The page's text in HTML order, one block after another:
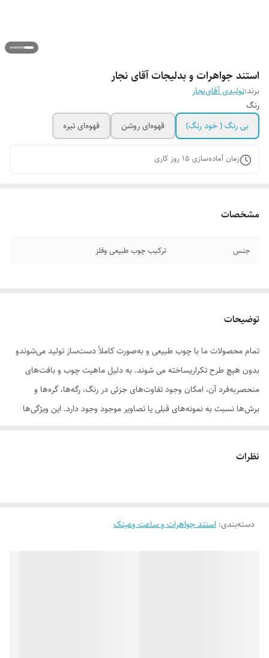
استند جواهرات و بدلیجات آقای نجار
برند:تولیدی آقای‌نجار
رنگ
بی رنگ ( خود رنگ)
قهوه‌ای روشن قهوه‌ای تیره
زمان آماده‌سازی 15 روز کاری
مشخصات
جنس ترکیب چوب طبیعی وفلز
توضیحات
تمام محصولات ما با چوب طبیعی و به‌صورت کاملاً دست‌ساز تولید می‌شوندو
بدون هیچ طرح تکراریساخته می شوند. به دلیل ماهیت چوب و بافت‌های
منحصر‌به‌فرد آن، امکان وجود تفاوت‌های جزئی در رنگ، رگه‌ها، گره‌ها و
برش‌ها نسبت به نمونه‌های قبلی یا تصاویر موجود وجود دارد. این ویژگی‌ها
نمونه دیگری دقیقاً مثل اون وجود ندارد
نظرات
دسته‌بندی: استند جواهرات و ساعت وعینک